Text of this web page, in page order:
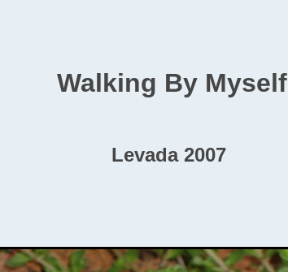
Walking By Myself
Levada 2007